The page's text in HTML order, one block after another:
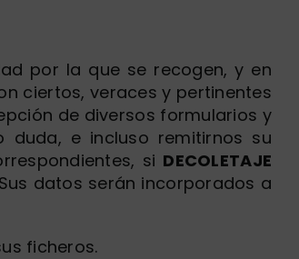
por la que se recogen, y en
ciertos, veraces y pertinentes
de diversos formularios y
e incluso remitirnos su
si DECOLETAJE
datos serán incorporados a
ficheros.